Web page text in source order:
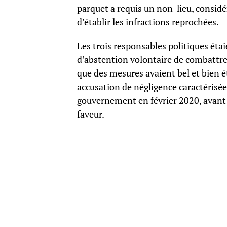
parquet a requis un non-lieu,
d’établir les infractions reprochées.
Les trois responsables politiques
d’abstention volontaire de
que des mesures avaient bel et bien
accusation de négligence
gouvernement en février 2020,
faveur.